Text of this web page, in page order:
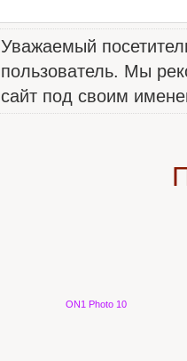
Уважаемый
пользователь. Мы
сайт под своим
ON1 Photo 10